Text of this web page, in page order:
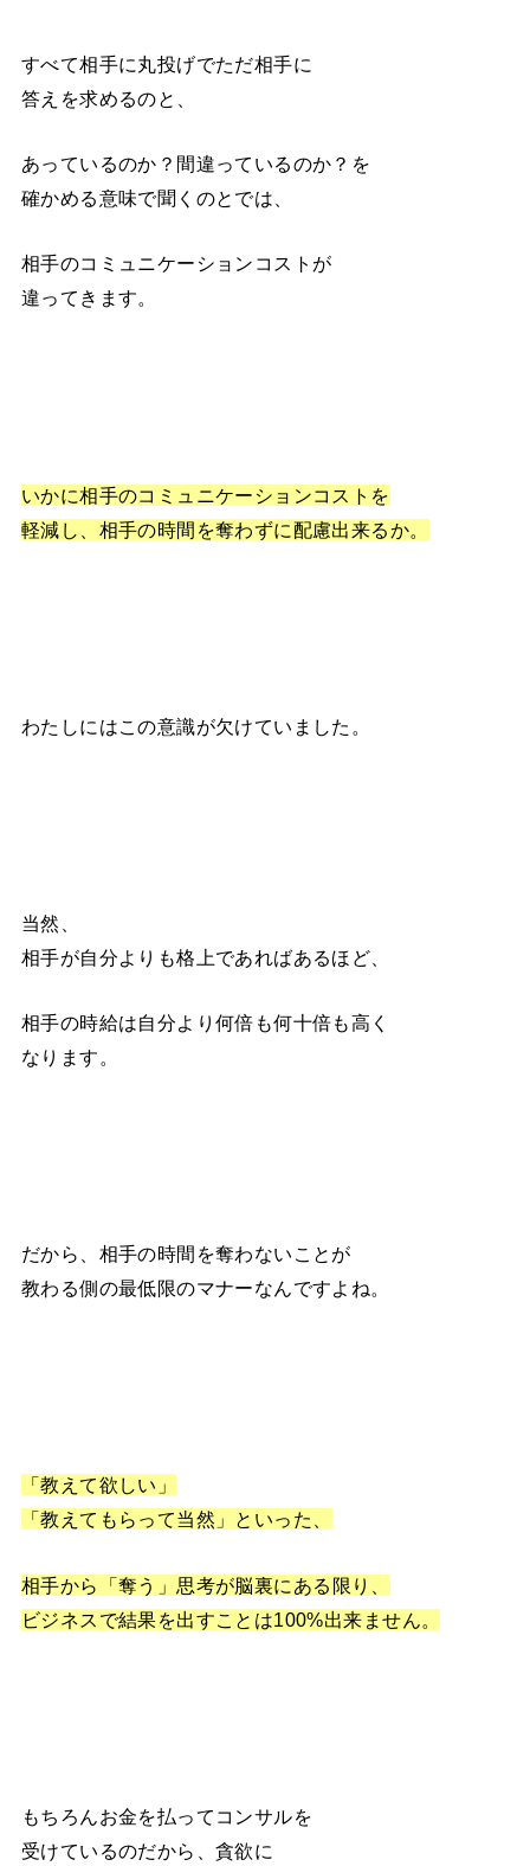
すべて相手に丸投げでただ相手に
答えを求めるのと、
あっているのか？間違っているのか？を
確かめる意味で聞くのとでは、
相手のコミュニケーションコストが
違ってきます。
いかに相手のコミュニケーションコストを
軽減し、相手の時間を奪わずに配慮出来るか。
わたしにはこの意識が欠けていました。
当然、
相手が自分よりも格上であればあるほど、
相手の時給は自分より何倍も何十倍も高く
なります。
だから、相手の時間を奪わないことが
教わる側の最低限のマナーなんですよね。
「教えて欲しい」
「教えてもらって当然」といった、
相手から「奪う」思考が脳裏にある限り、
ビジネスで結果を出すことは100%出来ません。
もちろんお金を払ってコンサルを
受けているのだから、貪欲に